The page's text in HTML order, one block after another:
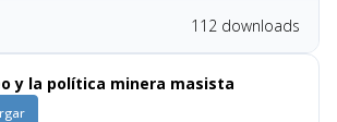
112 downloads
y la política minera masista